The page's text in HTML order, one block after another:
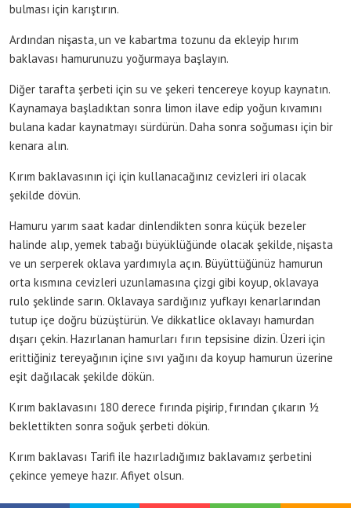
bulması için karıştırın.
Ardından nişasta, un ve kabartma tozunu da ekleyip hırım
baklavası hamurunuzu yoğurmaya başlayın.
Diğer tarafta şerbeti için su ve şekeri tencereye koyup kaynatın.
Kaynamaya başladıktan sonra limon ilave edip yoğun kıvamını
bulana kadar kaynatmayı sürdürün. Daha sonra soğuması için bir
kenara alın.
Kırım baklavasının içi için kullanacağınız cevizleri iri olacak
şekilde dövün.
Hamuru yarım saat kadar dinlendikten sonra küçük bezeler
halinde alıp, yemek tabağı büyüklüğünde olacak şekilde, nişasta
ve un serperek oklava yardımıyla açın. Büyüttüğünüz hamurun
orta kısmına cevizleri uzunlamasına çizgi gibi koyup, oklavaya
rulo şeklinde sarın. Oklavaya sardığınız yufkayı kenarlarından
tutup içe doğru büzüştürün. Ve dikkatlice oklavayı hamurdan
dışarı çekin. Hazırlanan hamurları fırın tepsisine dizin. Üzeri için
erittiğiniz tereyağının içine sıvı yağını da koyup hamurun üzerine
eşit dağılacak şekilde dökün.
Kırım baklavasını 180 derece fırında pişirip, fırından çıkarın ½
beklettikten sonra soğuk şerbeti dökün.
Kırım baklavası Tarifi ile hazırladığımız baklavamız şerbetini
çekince yemeye hazır. Afiyet olsun.